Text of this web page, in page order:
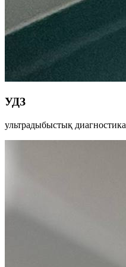
УДЗ
ультрадыбыстық диагностика